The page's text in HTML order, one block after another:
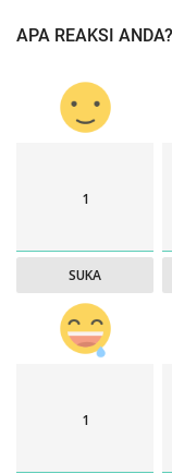
APA REAKSI ANDA?
1
SUKA
1